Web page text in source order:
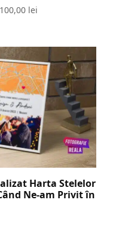
100,00 lei
Harta Stelelor
Ne-am Privit în